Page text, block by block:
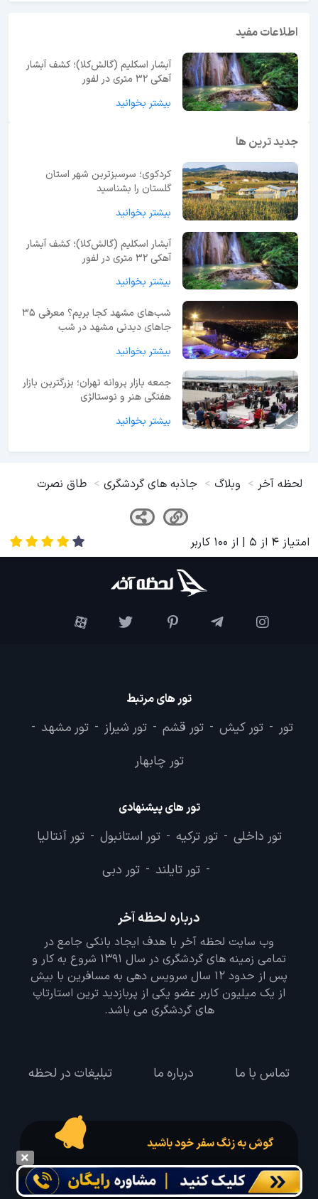
اطلاعات مفید
آبشار اسکلیم (گالش‌کلا)؛ کشف آبشار
آهکی ۳۲ متری در لفور
بیشتر بخوانید
جدید ترین ها
کردکوی؛ سرسبزترین شهر استان
گلستان را بشناسید
بیشتر بخوانید
آبشار اسکلیم (گالش‌کلا)؛ کشف آبشار
آهکی ۳۲ متری در لفور
بیشتر بخوانید
شب‌های مشهد کجا بریم؟ معرفی 35
جاهای دیدنی مشهد در شب
بیشتر بخوانید
جمعه بازار پروانه تهران؛ بزرگترین بازار
هفتگی هنر و نوستالژی
بیشتر بخوانید
لحظه آخر وبلاگ جاذبه های گردشگری طاق نصرت
امتیاز 4 از 5 | از 100 کاربر
تور های مرتبط
تور - تور کیش - تور قشم - تور شیراز - تور مشهد -
تور چابهار
تور های پیشنهادی
تور داخلی - تور ترکیه - تور استانبول - تور آنتالیا
- تور تایلند - تور دبی
درباره لحظه آخر
وب سایت لحظه آخر با هدف ایجاد بانکی جامع در
تمامی زمینه های گردشگری در سال 1391 شروع به کار و
پس از حدود 12 سال سرویس دهی به مسافرین با بیش
از یک میلیون کاربر عضو یکی از پربازدید ترین استارتاپ
های گردشگری می باشد.
تماس با ما درباره ما تبلیغات در لحظه
گوش به زنگ سفر خود باشید
درخواست سفر خود را در مدت زمان دلخواه ثبت و پیامک بهترین آفر مربوط به تور
درخواستی خود را دریافت نمایید